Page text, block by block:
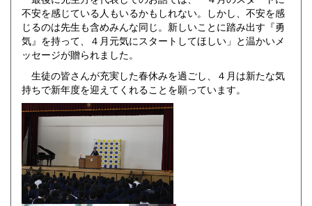
不安を感じている人もいるかもしれない。しかし、不安を感
じるのは先生も含めみんな同じ。新しいことに踏み出す『勇
気』を持って、４月元気にスタートしてほしい」と温かいメ
ッセージが贈られました。
生徒の皆さんが充実した春休みを過ごし、４月は新たな気
持ちで新年度を迎えてくれることを願っています。